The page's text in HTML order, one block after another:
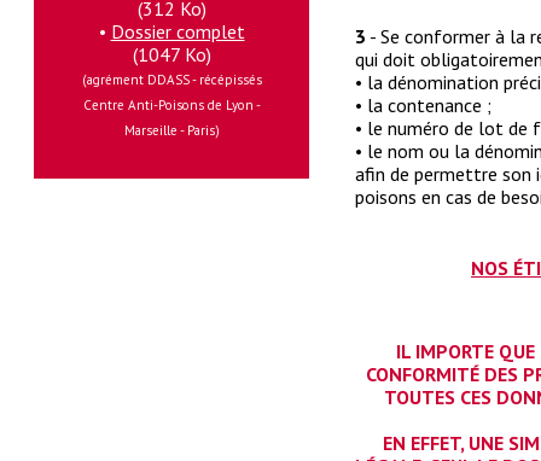
(312 Ko)
• Dossier complet
(1047 Ko)
(agrément DDASS - récépissés
Centre Anti-Poisons de Lyon -
Marseille - Paris)
3 - Se conformer à la
qui doit
• la dénomination
• la contenance ;
• le numéro de lot de
• le nom ou la
afin de permettre son
poisons en cas de
NOS
IL IMPORTE QUE
CONFORMITÉ DES
TOUTES CES
EN EFFET, UNE